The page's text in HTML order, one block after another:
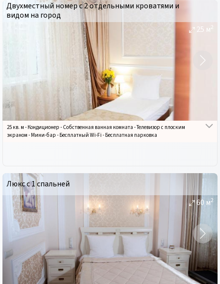
Двухместный номер с 2 отдельными кроватями и
видом на город
25 м2
25 кв. м - Кондиционер - Собственная ванная комната -Телевизор с плоским
экраном - Мини-бар - Бесплатный Wi-Fi - Бесплатная парковка
Люкс с 1 спальней
60 м2